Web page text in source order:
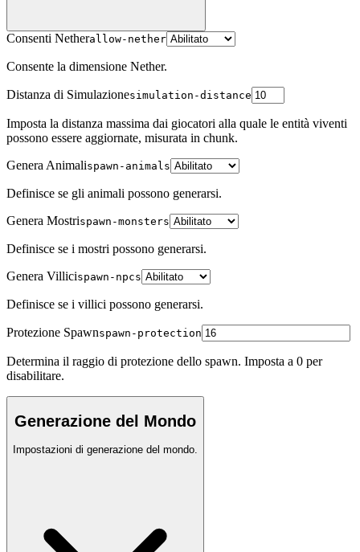
Consenti Netherallow-nether
Consente la dimensione Nether.
Distanza di Simulazionesimulation-distance
Imposta la distanza massima dai giocatori alla quale le entità viventi
possono essere aggiornate, misurata in chunk.
Genera Animalispawn-animals
Definisce se gli animali possono generarsi.
Genera Mostrispawn-monsters
Definisce se i mostri possono generarsi.
Genera Villicispawn-npcs
Definisce se i villici possono generarsi.
Protezione Spawnspawn-protection
Determina il raggio di protezione dello spawn. Imposta a 0 per
disabilitare.
Generazione del Mondo
Impostazioni di generazione del mondo.